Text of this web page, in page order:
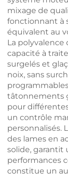
mixage de
fonctionnant à
équivalent au
La polyvalence
capacité à
surgelés et
noix, sans
tâtonnements
pour
un contrôle
personnalisés.
des lames en
solide, garantit
performances
constitue un